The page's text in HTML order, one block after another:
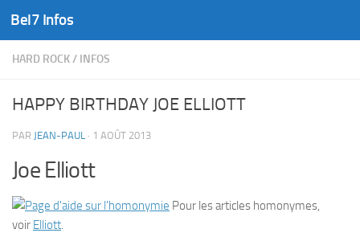
Skip to content
Bel7 Infos
HARD ROCK/ INFOS
HAPPY BIRTHDAY JOE ELLIOTT
PAR JEAN-PAUL · 1 AOÛT 2013
Joe Elliott
Pour les articles homonymes,
voir Elliott.